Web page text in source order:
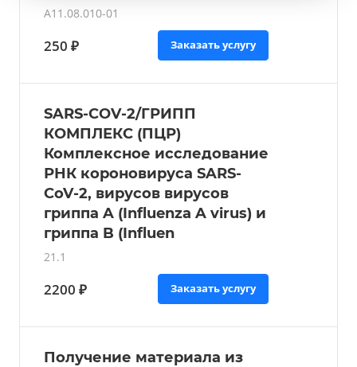
A11.08.010-01
250 ₽ Заказать услугу
SARS-COV-2/ГРИПП
КОМПЛЕКС (ПЦР)
Комплексное исследование
РНК короновируса SARS-
CoV-2, вирусов вирусов
гриппа A (Influenza A virus) и
гриппа B (Influen
21.1
2200 ₽ Заказать услугу
Получение материала из